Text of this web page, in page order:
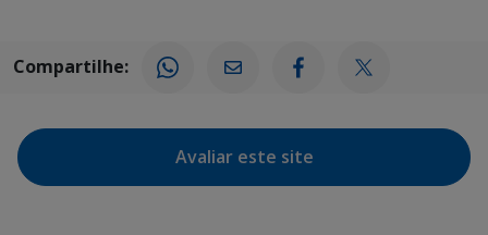
Compartilhe:
Avaliar este site